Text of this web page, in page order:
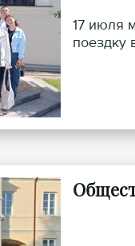
17 июля
поездку